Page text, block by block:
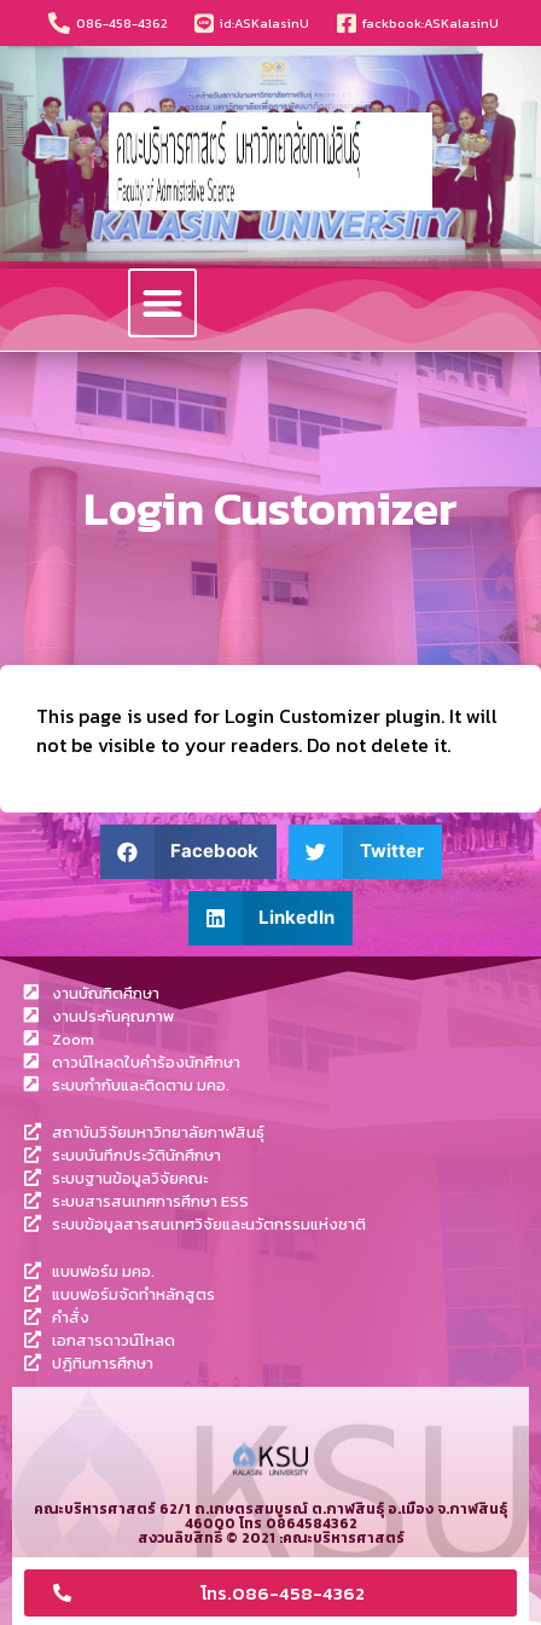
086-458-4362 id:ASKalasinU fackbook:ASKalasinU
Login Customizer
This page is used for Login Customizer plugin. It will
not be visible to your readers. Do not delete it.
Facebook Twitter
LinkedIn
งานบัณฑิตศึกษา
งานประกันคุณภาพ
Zoom
ดาวน์โหลดใบคำร้องนักศึกษา
ระบบกำกับและติดตาม มคอ.
สถาบันวิจัยมหาวิทยาลัยกาฬสินธุ์
ระบบบันทึกประวัตินักศึกษา
ระบบฐานข้อมูลวิจัยคณะ
ระบบสารสนเทศการศึกษา ESS
ระบบข้อมูลสารสนเทศวิจัยและนวัตกรรมแห่งชาติ
แบบฟอร์ม มคอ.
แบบฟอร์มจัดทำหลักสูตร
คำสั่ง
เอกสารดาวน์โหลด
ปฎิทินการศึกษา
คณะบริหารศาสตร์ 62/1 ถ.เกษตรสมบูรณ์ ต.กาฬสินธุ์ อ.เมือง จ.กาฬสินธุ์
46000 โทร 0864584362
สงวนลิขสิทธิ์ © 2021 :คณะบริหารศาสตร์
โทร.086-458-4362